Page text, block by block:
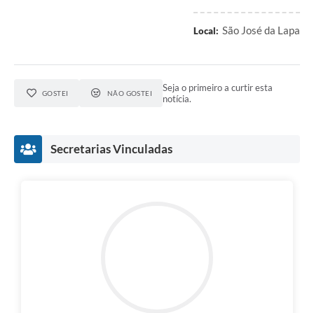
Local: São José da Lapa
GOSTEI NÃO GOSTEI
Seja o primeiro a curtir esta
notícia.
Secretarias Vinculadas